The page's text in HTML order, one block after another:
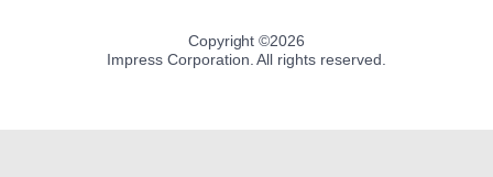
Copyright ©2026
Impress Corporation. All rights reserved.